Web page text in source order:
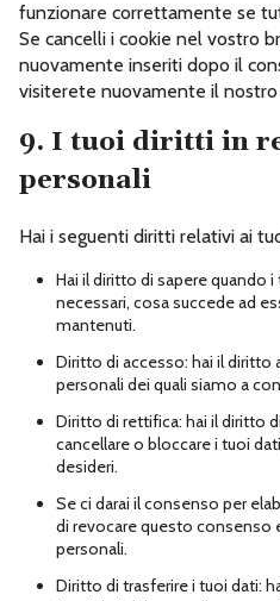
funzionare correttamente se
Se cancelli i cookie nel vostro
nuovamente inseriti dopo il
visiterete nuovamente il
9. I tuoi diritti in
personali
Hai i seguenti diritti relativi ai
Hai il diritto di sapere quando
necessari, cosa succede ad
mantenuti.
Diritto di accesso: hai il diritto
personali dei quali siamo a
Diritto di rettifica: hai il diritto
cancellare o bloccare i tuoi
desideri.
Se ci darai il consenso per
di revocare questo consenso
personali.
Diritto di trasferire i tuoi dati: